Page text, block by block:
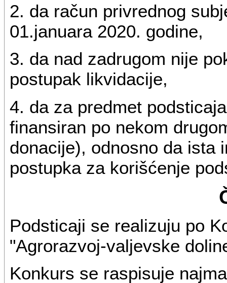
2. da račun privrednog
01.januara 2020. godine,
3. da nad zadrugom nije
postupak likvidacije,
4. da za predmet
finansiran po nekom
donacije), odnosno da ista
postupka za korišćenje
Podsticaji se realizuju po
"Agrorazvoj-valjevske
Konkurs se raspisuje